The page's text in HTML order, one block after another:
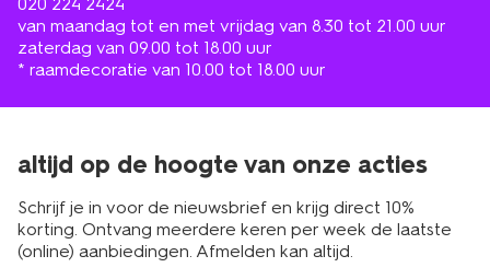
van maandag tot en met vrijdag van 8.30 tot 21.00 uur
zaterdag van 09.00 tot 18.00 uur
* raamdecoratie van 10.00 tot 18.00 uur
altijd op de hoogte van onze acties
Schrijf je in voor de nieuwsbrief en krijg direct 10%
korting. Ontvang meerdere keren per week de laatste
(online) aanbiedingen. Afmelden kan altijd.